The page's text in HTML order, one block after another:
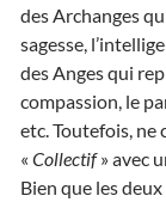
des Archanges
sagesse,
des Anges qui
compassion, le
etc. Toutefois, ne
« Collectif» avec
Bien que les